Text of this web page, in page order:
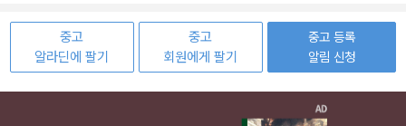
중고
알라딘에 팔기
중고
회원에게 팔기
중고 등록
알림 신청